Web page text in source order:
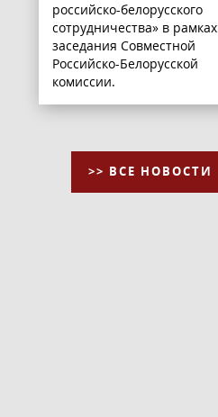
российско-белорусского
сотрудничества» в рамках
заседания Совместной
Российско-Белорусской
комиссии.
>> ВСЕ НОВОСТИ